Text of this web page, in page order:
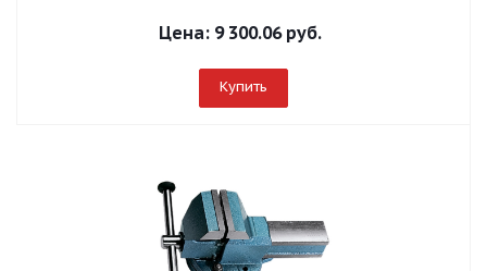
Цена: 9 300.06 руб.
Купить